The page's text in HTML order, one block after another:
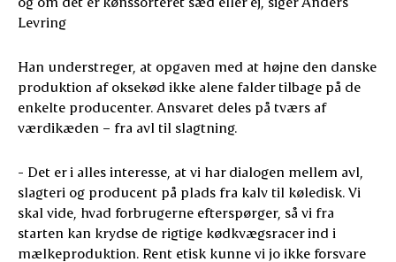
Levring
Han understreger, at opgaven med at højne den danske
produktion af oksekød ikke alene falder tilbage på de
enkelte producenter. Ansvaret deles på tværs af
værdikæden – fra avl til slagtning.
- Det er i alles interesse, at vi har dialogen mellem avl,
slagteri og producent på plads fra kalv til køledisk. Vi
skal vide, hvad forbrugerne efterspørger, så vi fra
starten kan krydse de rigtige kødkvægsracer ind i
mælkeproduktion. Rent etisk kunne vi jo ikke forsvare